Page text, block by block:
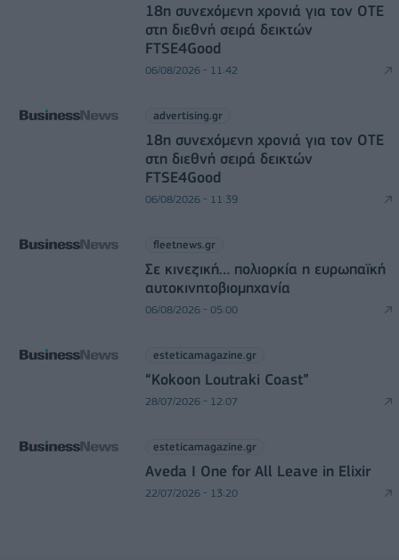
18η συνεχόμενη χρονιά για τον ΟΤΕ
στη διεθνή σειρά δεικτών
FTSE4Good
06/08/2026 - 11:42
advertising.gr
18η συνεχόμενη χρονιά για τον ΟΤΕ
στη διεθνή σειρά δεικτών
FTSE4Good
06/08/2026 - 11:39
fleetnews.gr
Σε κινεζική… πολιορκία η ευρωπαϊκή
αυτοκινητοβιομηχανία
06/08/2026 - 05:00
esteticamagazine.gr
“Kokoon Loutraki Coast”
28/07/2026 - 12:07
esteticamagazine.gr
Aveda I One for All Leave in Elixir
22/07/2026 - 13:20